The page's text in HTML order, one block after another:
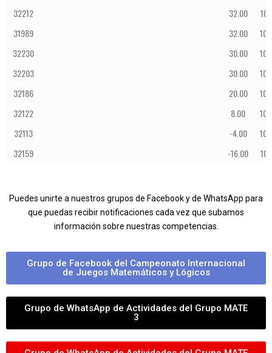
32212
32.00
31989
32.00
32230
30.00
32203
30.00
32186
20.00
32122
8.00
32113
-4.00
32159
-16.00
Puedes unirte a nuestros grupos de Facebook y de WhatsApp para
que puedas recibir notificaciones cada vez que subamos
información sobre nuestras competencias.
Grupo de Facebook del Campeonato Internacional
de Juegos Matemáticos y Lógicos
Grupo de WhatsApp de Actividades del Grupo MATE
3